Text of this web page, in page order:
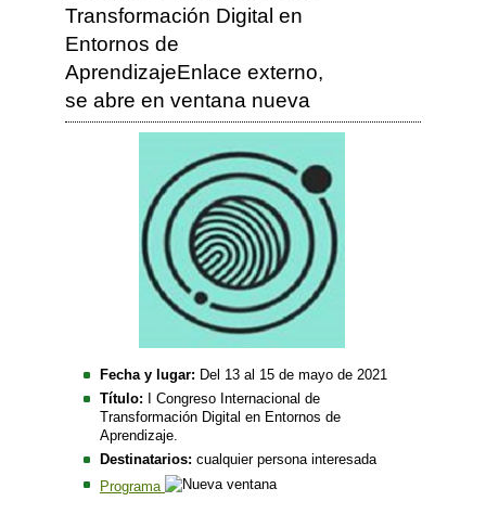
Transformación Digital en
Entornos de
AprendizajeEnlace externo,
se abre en ventana nueva
Fecha y lugar: Del 13 al 15 de mayo de 2021
Título:
I Congreso Internacional de
Transformación Digital en Entornos de
Aprendizaje.
Destinatarios: cualquier persona interesada
Programa